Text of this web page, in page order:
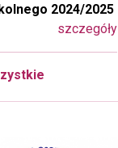
2024/2025
szczegóły